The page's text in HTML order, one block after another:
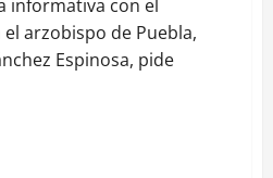
informativa con el
arzobispo de Puebla,
Espinosa, pide